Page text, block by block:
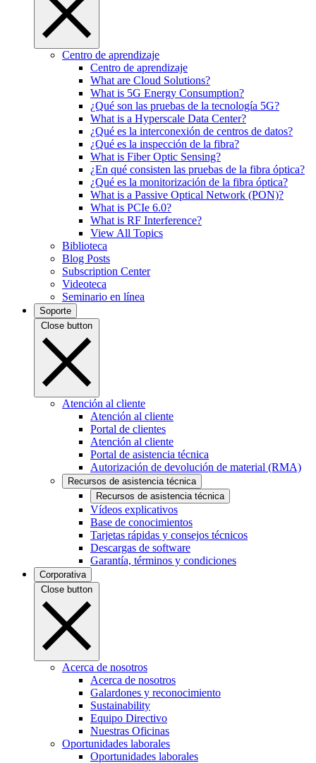
Centro de aprendizaje
Centro de aprendizaje
What are Cloud Solutions?
What is 5G Energy Consumption?
¿Qué son las pruebas de la tecnología 5G?
What is a Hyperscale Data Center?
¿Qué es la interconexión de centros de datos?
¿Qué es la inspección de la fibra?
What is Fiber Optic Sensing?
¿En qué consisten las pruebas de la fibra óptica?
¿Qué es la monitorización de la fibra óptica?
What is a Passive Optical Network (PON)?
What is PCIe 6.0?
What is RF Interference?
View All Topics
Biblioteca
Blog Posts
Subscription Center
Videoteca
Seminario en línea
Soporte
Close button
Atención al cliente
Atención al cliente
Portal de clientes
Atención al cliente
Portal de asistencia técnica
Autorización de devolución de material (RMA)
Recursos de asistencia técnica
Recursos de asistencia técnica
Vídeos explicativos
Base de conocimientos
Tarjetas rápidas y consejos técnicos
Descargas de software
Garantía, términos y condiciones
Corporativa
Close button
Acerca de nosotros
Acerca de nosotros
Galardones y reconocimiento
Sustainability
Equipo Directivo
Nuestras Oficinas
Oportunidades laborales
Oportunidades laborales